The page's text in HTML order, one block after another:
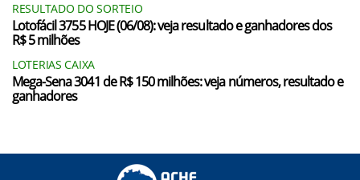
RESULTADO DO SORTEIO
Lotofácil 3755 HOJE (06/08): veja resultado e ganhadores dos
R$ 5 milhões
LOTERIAS CAIXA
Mega-Sena 3041 de R$ 150 milhões: veja números, resultado e
ganhadores